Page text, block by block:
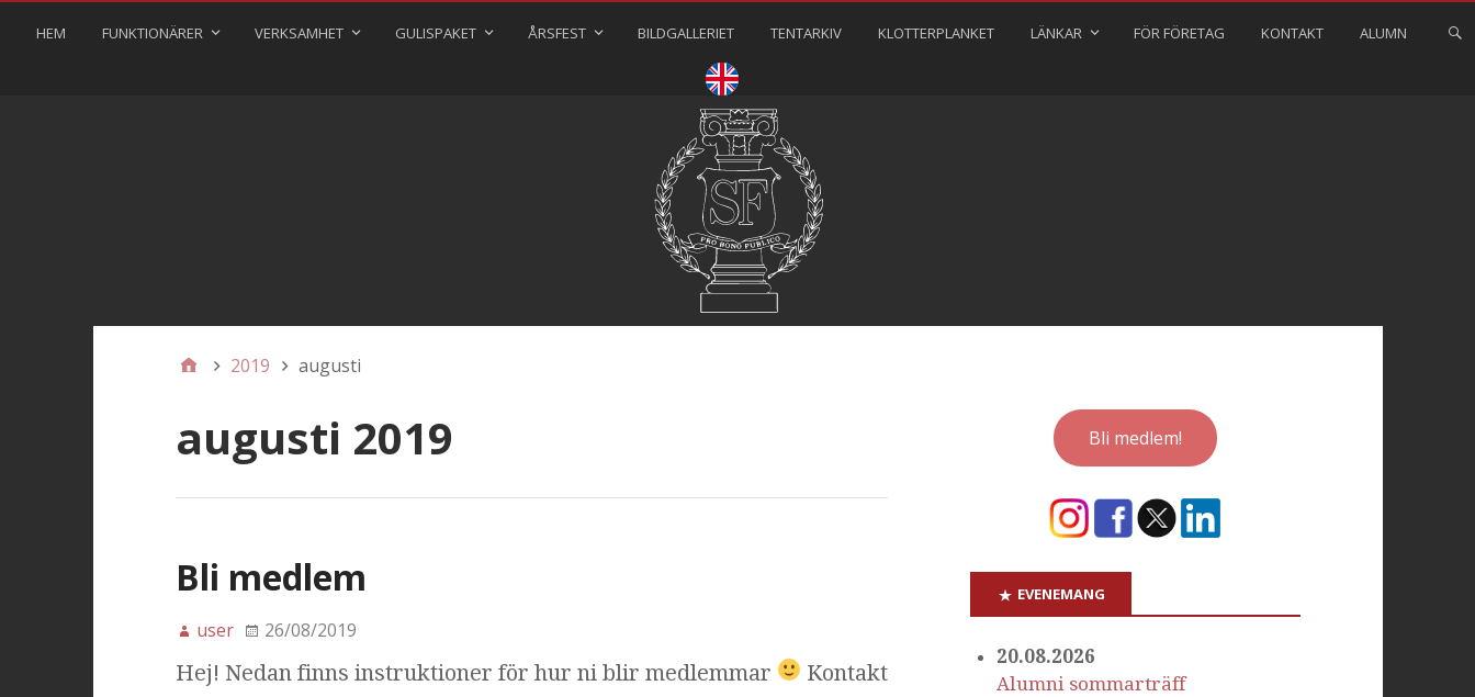
HEM FUNKTIONÄRER VERKSAMHET GULISPAKET ÅRSFEST BILDGALLERIET TENTARKIV KLOTTERPLANKET LÄNKAR FÖR FÖRETAG KONTAKT ALUMN
⠀⠀⠀
2019 augusti
augusti 2019
Bli medlem
user 26/08/2019
Hej! Nedan finns instruktioner för hur ni blir medlemmar Kontakt
Bli medlem!
EVENEMANG
20.08.2026
Alumni sommarträff